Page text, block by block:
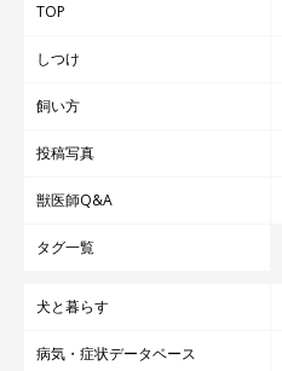
TOP
しつけ
飼い方
投稿写真
獣医師Q&A
タグ一覧
犬と暮らす
病気・症状データベース